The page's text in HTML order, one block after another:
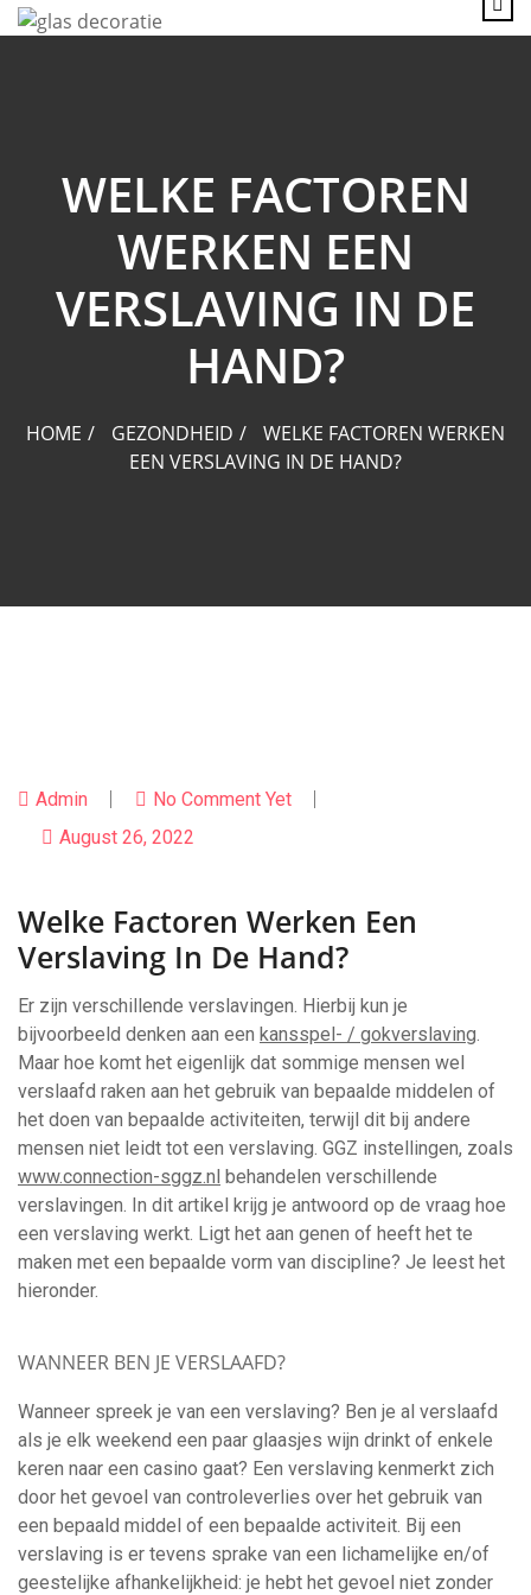
content
WELKE FACTOREN
WERKEN EEN
VERSLAVING IN DE
HAND?
HOME GEZONDHEID
WELKE FACTOREN WERKEN
EEN VERSLAVING IN DE HAND?
Admin
No Comment Yet
August 26, 2022
Welke Factoren Werken Een
Verslaving In De Hand?
Er zijn verschillende verslavingen. Hierbij kun je
bijvoorbeeld denken aan een kansspel- / gokverslaving
Maar hoe komt het eigenlijk dat sommige mensen wel
verslaafd raken aan het gebruik van bepaalde middelen of
het doen van bepaalde activiteiten, terwijl dit bij andere
mensen niet leidt tot een verslaving. GGZ instellingen, zoals
www.connection-sggz.nl behandelen verschillende
verslavingen. In dit artikel krijg je antwoord op de vraag hoe
een verslaving werkt. Ligt het aan genen of heeft het te
maken met een bepaalde vorm van discipline? Je leest het
hieronder.
WANNEER BEN JE VERSLAAFD?
Wanneer spreek je van een verslaving? Ben je al verslaafd
als je elk weekend een paar glaasjes wijn drinkt of enkele
keren naar een casino gaat? Een verslaving kenmerkt zich
door het gevoel van controleverlies over het gebruik van
een bepaald middel of een bepaalde activiteit. Bij een
verslaving is er tevens sprake van een lichamelijke en/of
geestelijke afhankelijkheid: je hebt het gevoel niet zonder